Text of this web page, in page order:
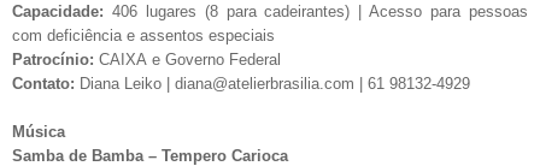
Capacidade: 406 lugares (8 para cadeirantes) | Acesso para pessoas
com deficiência e assentos especiais
Patrocínio: CAIXA e Governo Federal
Contato: Diana Leiko | diana@atelierbrasilia.com | 61 98132-4929
Música
Samba de Bamba – Tempero Carioca